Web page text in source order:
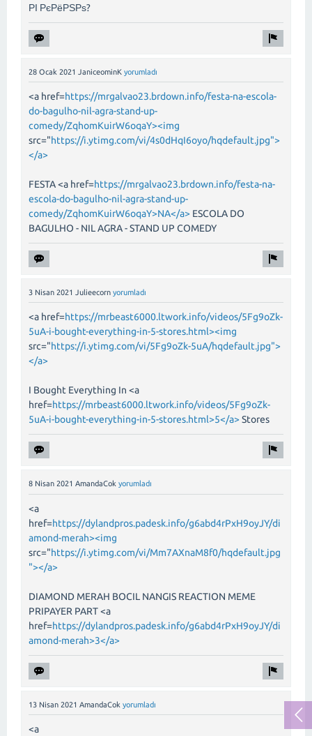
РІ РєРёРЅРѕ?
28 Ocak 2021 JaniceominK yorumladı
<a href=https://mrgalvao23.brdown.info/festa-na-escola-
do-bagulho-nil-agra-stand-up-
comedy/ZqhomKuirW6oqaY><img
src="https://i.ytimg.com/vi/4s0dHqI6oyo/hqdefault.jpg">
</a>
FESTA <a href=https://mrgalvao23.brdown.info/festa-na-
escola-do-bagulho-nil-agra-stand-up-
comedy/ZqhomKuirW6oqaY>NA</a> ESCOLA DO
BAGULHO - NIL AGRA - STAND UP COMEDY
3 Nisan 2021 Julieecorn yorumladı
<a href=https://mrbeast6000.ltwork.info/videos/5Fg9oZk-
5uA-i-bought-everything-in-5-stores.html><img
src="https://i.ytimg.com/vi/5Fg9oZk-5uA/hqdefault.jpg">
</a>
I Bought Everything In <a
href=https://mrbeast6000.ltwork.info/videos/5Fg9oZk-
5uA-i-bought-everything-in-5-stores.html>5</a>Stores
8 Nisan 2021 AmandaCok yorumladı
<a
href=https://dylandpros.padesk.info/g6abd4rPxH9oyJY/di
amond-merah><img
src="https://i.ytimg.com/vi/Mm7AXnaM8f0/hqdefault.jpg
"></a>
DIAMOND MERAH BOCIL NANGIS REACTION MEME
PRIPAYER PART <a
href=https://dylandpros.padesk.info/g6abd4rPxH9oyJY/di
amond-merah>3</a>
13 Nisan 2021 AmandaCok yorumladı
<a